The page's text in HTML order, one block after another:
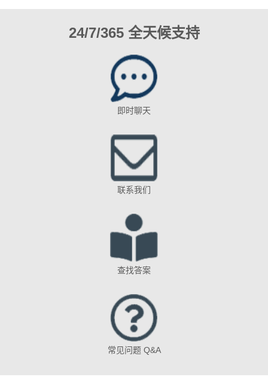
24/7/365 全天候支持
即时聊天
联系我们
查找答案
常见问题 Q&A